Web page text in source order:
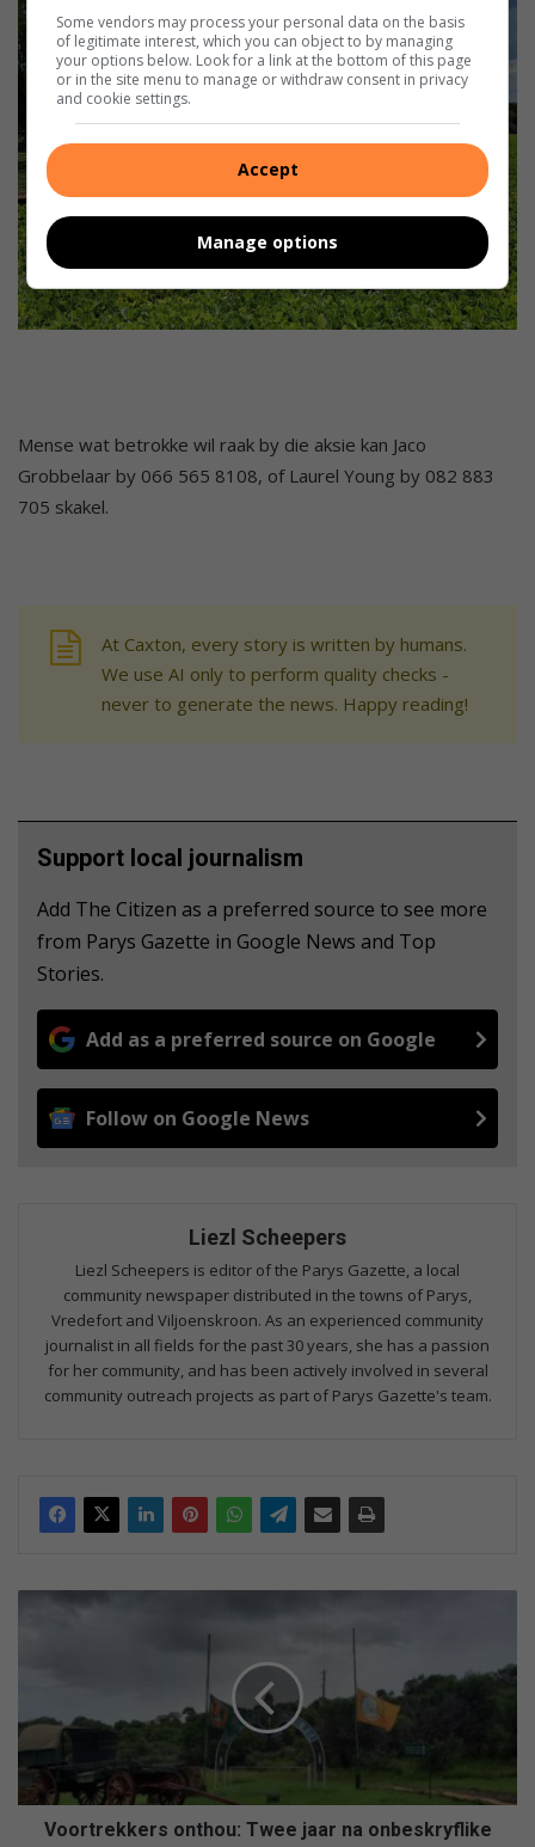
Mense wat betrokke wil raak by die aksie kan Jaco
Grobbelaar by 066 565 8108, of Laurel Young by 082 883
705 skakel.
At Caxton, every story is written by humans.
We use AI only to perform quality checks -
never to generate the news. Happy reading!
Support local journalism
Add The Citizen as a preferred source to see more
from Parys Gazette in Google News and Top
Stories.
Add as a preferred source on Google
Follow on Google News
Liezl Scheepers
Liezl Scheepers is editor of the Parys Gazette, a local
community newspaper distributed in the towns of Parys,
Vredefort and Viljoenskroon. As an experienced community
journalist in all fields for the past 30 years, she has a passion
for her community, and has been actively involved in several
community outreach projects as part of Parys Gazette's team.
r
e
k
Voortrekkers onthou: Twee jaar na onbeskryflike
Some vendors may process your personal data on the basis
of legitimate interest, which you can object to by managing
your options below. Look for a link at the bottom of this page
or in the site menu to manage or withdraw consent in privacy
and cookie settings.
Accept
Manage options